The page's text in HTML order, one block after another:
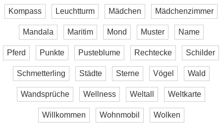
Kompass Leuchtturm Mädchen Mädchenzimmer
Mandala Maritim Mond Muster Name
Pferd Punkte Pusteblume Rechtecke Schilder
Schmetterling Städte Sterne Vögel Wald
Wandsprüche Wellness Weltall Weltkarte
Willkommen Wohnmobil Wolken